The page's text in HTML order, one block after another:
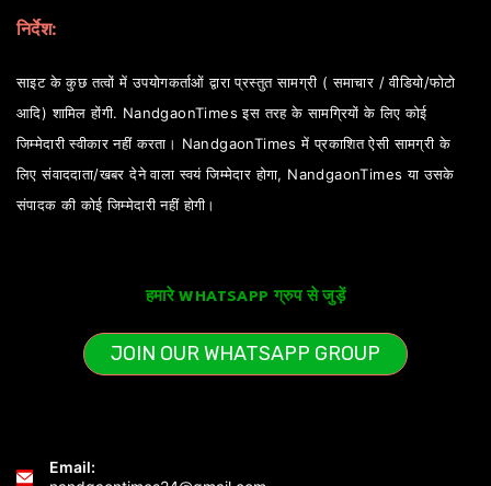
निर्देश:
साइट के कुछ तत्वों में उपयोगकर्ताओं द्वारा प्रस्तुत सामग्री ( समाचार / वीडियो/फोटो
आदि) शामिल होंगी. NandgaonTimes इस तरह के सामग्रियों के लिए कोई
जिम्मेदारी स्वीकार नहीं करता। NandgaonTimes में प्रकाशित ऐसी सामग्री के
लिए संवाददाता/खबर देने वाला स्वयं जिम्मेदार होगा, NandgaonTimes या उसके
संपादक की कोई जिम्मेदारी नहीं होगी।
हमारे WHATSAPP ग्रुप से जुड़ें
JOIN OUR WHATSAPP GROUP
Email: